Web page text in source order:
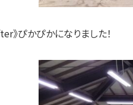
》ぴかぴかになりました！